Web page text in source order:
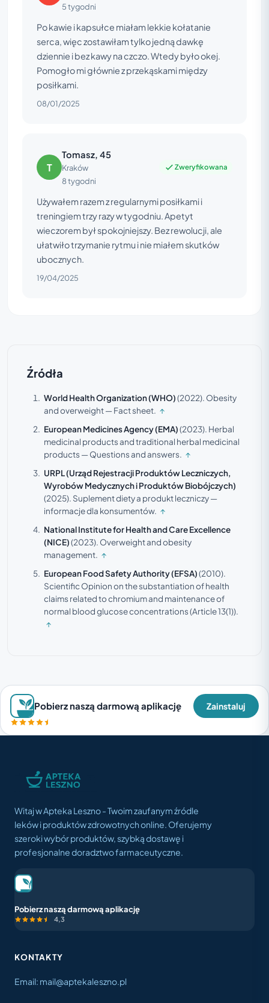
5 tygodni
Po kawie i kapsułce miałam lekkie kołatanie
serca, więc zostawiłam tylko jedną dawkę
dziennie i bez kawy na czczo. Wtedy było okej.
Pomogło mi głównie z przekąskami między
posiłkami.
08/01/2025
T
Tomasz, 45
Kraków
8 tygodni
Zweryfikowana
Używałem razem z regularnymi posiłkami i
treningiem trzy razy w tygodniu. Apetyt
wieczorem był spokojniejszy. Bez rewolucji, ale
ułatwiło trzymanie rytmu i nie miałem skutków
ubocznych.
19/04/2025
Źródła
World Health Organization (WHO)(2022). Obesity
and overweight — Fact sheet. ↑
European Medicines Agency (EMA)(2023). Herbal
medicinal products and traditional herbal medicinal
products — Questions and answers. ↑
URPL (Urząd Rejestracji Produktów Leczniczych,
Wyrobów Medycznych i Produktów Biobójczych)
(2025). Suplement diety a produkt leczniczy —
informacje dla konsumentów. ↑
National Institute for Health and Care Excellence
(NICE)(2023). Overweight and obesity
management. ↑
European Food Safety Authority (EFSA)(2010).
Scientific Opinion on the substantiation of health
claims related to chromium and maintenance of
normal blood glucose concentrations (Article 13(1)).
↑
Pobierz naszą darmową aplikację Zainstaluj
Witaj w Apteka Leszno - Twoim zaufanym źródle
leków i produktów zdrowotnych online. Oferujemy
szeroki wybór produktów, szybką dostawę i
profesjonalne doradztwo farmaceutyczne.
Pobierz naszą darmową aplikację
4,3
KONTAKTY
Email: mail@aptekaleszno.pl